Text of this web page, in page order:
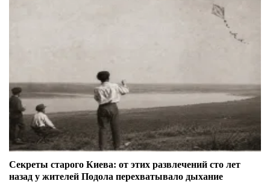
Секреты старого Киева: от этих развлечений сто лет
назад у жителей Подола перехватывало дыхание